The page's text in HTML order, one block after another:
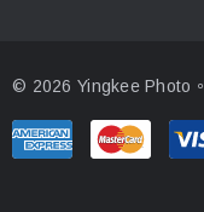
© 2026 Yingkee Photo。